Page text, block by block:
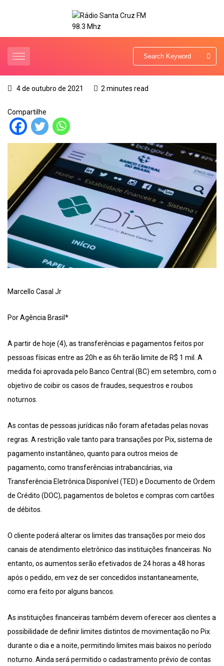
4 de outubro de 2021 2 minutes read
Compartilhe
Marcello Casal Jr
Por Agência Brasil*
A partir de hoje (4), as transferências e pagamentos feitos por
pessoas físicas entre as 20h e as 6h terão limite de R$ 1 mil. A
medida foi aprovada pelo Banco Central (BC) em setembro, com o
objetivo de coibir os casos de fraudes, sequestros e roubos
noturnos.
As contas de pessoas jurídicas não foram afetadas pelas novas
regras. A restrição vale tanto para transações por Pix, sistema de
pagamento instantâneo, quanto para outros meios de
pagamento, como transferências intrabancárias, via
Transferência Eletrônica Disponível (TED) e Documento de Ordem
de Crédito (DOC), pagamentos de boletos e compras com cartões
de débitos.
O cliente poderá alterar os limites das transações por meio dos
canais de atendimento eletrônico das instituições financeiras. No
entanto, os aumentos serão efetivados de 24 horas a 48 horas
após o pedido, em vez de ser concedidos instantaneamente,
como era feito por alguns bancos.
As instituições financeiras também devem oferecer aos clientes a
possibilidade de definir limites distintos de movimentação no Pix
durante o dia e a noite, permitindo limites mais baixos no período
noturno. Ainda será permitido o cadastramento prévio de contas